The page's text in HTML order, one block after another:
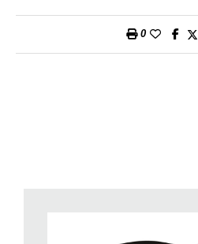
6. Scolateli e fateli sgocciolare bene.
0